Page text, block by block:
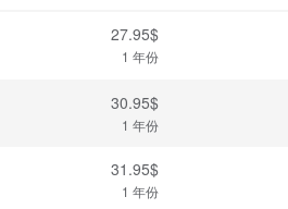
27.95$
1 年份
30.95$
1 年份
31.95$
1 年份